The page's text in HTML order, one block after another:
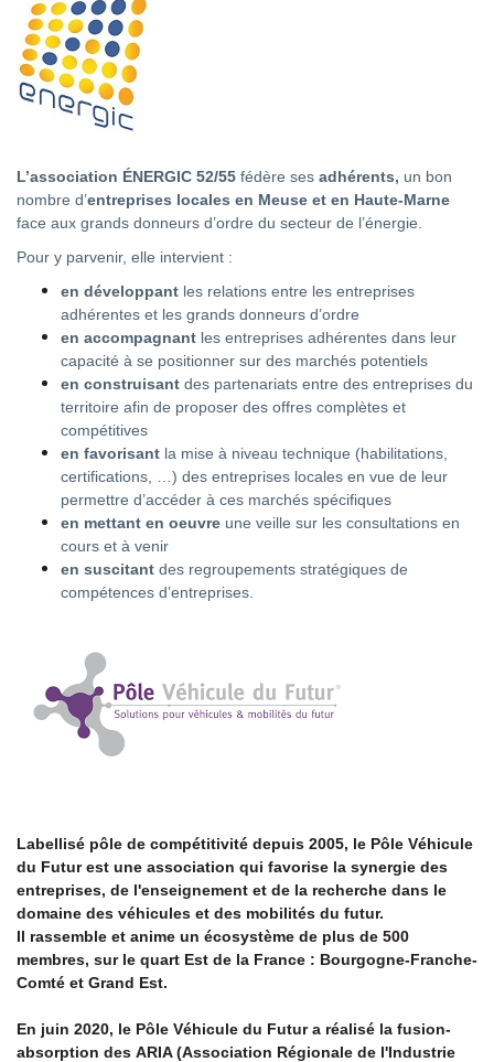
L’association ÉNERGIC 52/55 fédère ses adhérents, un bon
nombre d’entreprises locales en Meuse et en Haute-Marne
face aux grands donneurs d’ordre du secteur de l’énergie.
Pour y parvenir, elle intervient :
en développant les relations entre les entreprises
adhérentes et les grands donneurs d’ordre
en accompagnant les entreprises adhérentes dans leur
capacité à se positionner sur des marchés potentiels
en construisant des partenariats entre des entreprises du
territoire afin de proposer des offres complètes et
compétitives
en favorisant la mise à niveau technique (habilitations,
certifications, …) des entreprises locales en vue de leur
permettre d’accéder à ces marchés spécifiques
en mettant en oeuvre une veille sur les consultations en
cours et à venir
en suscitant des regroupements stratégiques de
compétences d’entreprises.
Labellisé pôle de compétitivité depuis 2005, le Pôle Véhicule
du Futur est une association qui favorise la synergie des
entreprises, de l'enseignement et de la recherche dans le
domaine des véhicules et des mobilités du futur.
Il rassemble et anime un écosystème de plus de 500
membres, sur le quart Est de la France : Bourgogne-Franche-
Comté et Grand Est.
En juin 2020, le Pôle Véhicule du Futur a réalisé la fusion-
absorption des ARIA (Association Régionale de l'Industrie